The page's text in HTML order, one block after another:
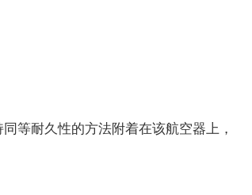
等耐久性的方法附着在该航空器上，